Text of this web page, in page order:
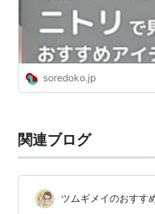
soredoko.jp
関連ブログ
ツムギメイのおすす